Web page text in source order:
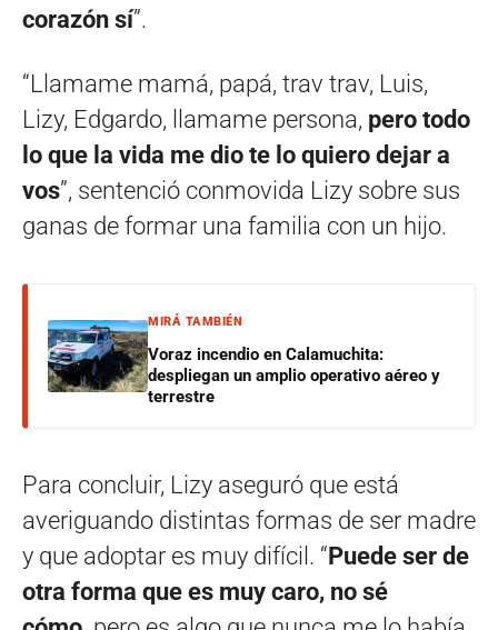
corazón sí”.
“Llamame mamá, papá, trav trav, Luis,
Lizy, Edgardo, llamame persona, pero todo
lo que la vida me dio te lo quiero dejar a
vos”, sentenció conmovida Lizy sobre sus
ganas de formar una familia con un hijo.
MIRÁ TAMBIÉN
Voraz incendio en Calamuchita:
despliegan un amplio operativo aéreo y
terrestre
Para concluir, Lizy aseguró que está
averiguando distintas formas de ser madre
y que adoptar es muy difícil. “Puede ser de
otra forma que es muy caro, no sé